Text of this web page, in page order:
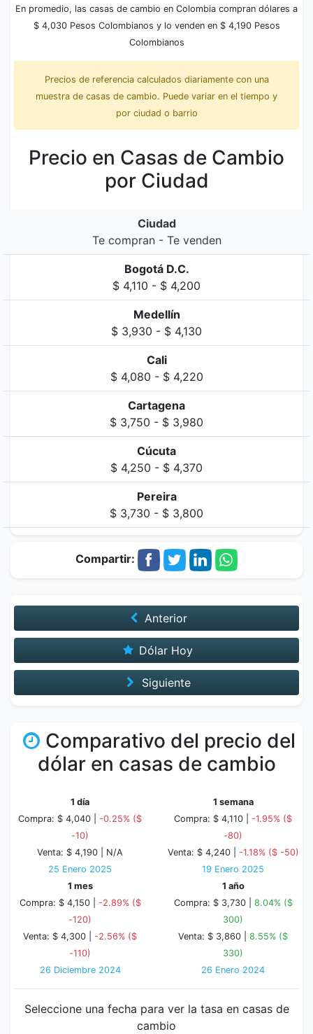
En promedio, las casas de cambio en Colombia compran dólares a
$ 4,030 Pesos Colombianos y lo venden en $ 4,190 Pesos
Colombianos
Precios de referencia calculados diariamente con una
muestra de casas de cambio. Puede variar en el tiempo y
por ciudad o barrio
Precio en Casas de Cambio
por Ciudad
Ciudad
Te compran - Te venden
Bogotá D.C.
$ 4,110 - $ 4,200
Medellín
$ 3,930 - $ 4,130
Cali
$ 4,080 - $ 4,220
Cartagena
$ 3,750 - $ 3,980
Cúcuta
$ 4,250 - $ 4,370
Pereira
$ 3,730 - $ 3,800
Compartir:
Anterior
Dólar Hoy
Siguiente
Comparativo del precio del
dólar en casas de cambio
1 día
Compra: $ 4,040 | -0.25% ($
-10)
Venta: $ 4,190 | N/A
25 Enero 2025
1 semana
Compra: $ 4,110 | -1.95% ($
-80)
Venta: $ 4,240 | -1.18% ($ -50)
19 Enero 2025
1 mes
Compra: $ 4,150 | -2.89% ($
-120)
Venta: $ 4,300 | -2.56% ($
-110)
26 Diciembre 2024
1 año
Compra: $ 3,730 | 8.04% ($
300)
Venta: $ 3,860 | 8.55% ($
330)
26 Enero 2024
Seleccione una fecha para ver la tasa en casas de
cambio